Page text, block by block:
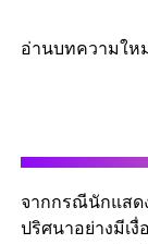
อ่านบทความให
จากกรณีนักแสด
ปริศนาอย่างมีเ